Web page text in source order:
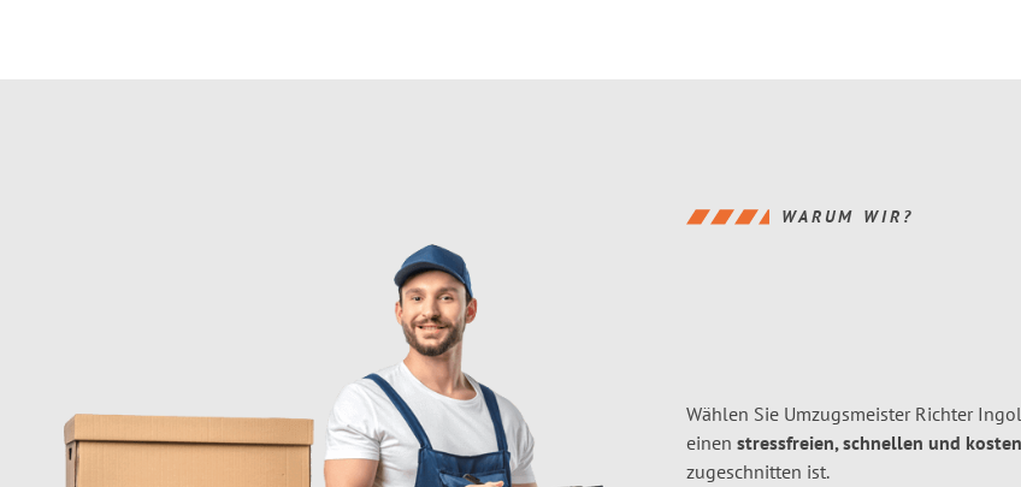
WARUM WIR?
Wählen Sie Umzugsmeister Richter
einen stressfreien, schnellen und
zugeschnitten ist.